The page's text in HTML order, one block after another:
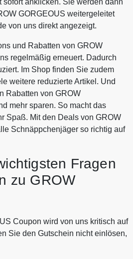
GORGEOUS weitergeleitet
von uns direkt angezeigt.
und Rabatten von GROW
regelmäßig erneuert. Dadurch
Im Shop finden Sie zudem
weitere reduzierte Artikel. Und
Rabatten von GROW
mehr sparen. So macht das
Spaß. Mit den Deals von GROW
Schnäppchenjäger so richtig auf
Fragen
zu GROW
Coupon wird von uns kritisch auf
Sie den Gutschein nicht einlösen,